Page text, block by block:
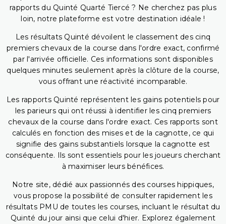
rapports du Quinté Quarté Tiercé ? Ne cherchez pas plus
loin, notre plateforme est votre destination idéale !
Les résultats Quinté dévoilent le classement des cinq
premiers chevaux de la course dans l'ordre exact, confirmé
par l'arrivée officielle. Ces informations sont disponibles
quelques minutes seulement après la clôture de la course,
vous offrant une réactivité incomparable.
Les rapports Quinté représentent les gains potentiels pour
les parieurs qui ont réussi à identifier les cinq premiers
chevaux de la course dans l'ordre exact. Ces rapports sont
calculés en fonction des mises et de la cagnotte, ce qui
signifie des gains substantiels lorsque la cagnotte est
conséquente. Ils sont essentiels pour les joueurs cherchant
à maximiser leurs bénéfices.
Notre site, dédié aux passionnés des courses hippiques,
vous propose la possibilité de consulter rapidement les
résultats PMU de toutes les courses, incluant le résultat du
Quinté du jour ainsi que celui d'hier. Explorez également